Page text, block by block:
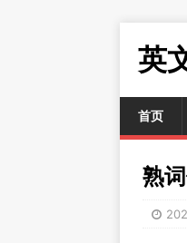
英
首页
熟